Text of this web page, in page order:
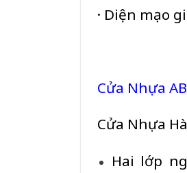
· Diện mạo
Cửa Nhựa
Cửa Nhựa
Hai lớp